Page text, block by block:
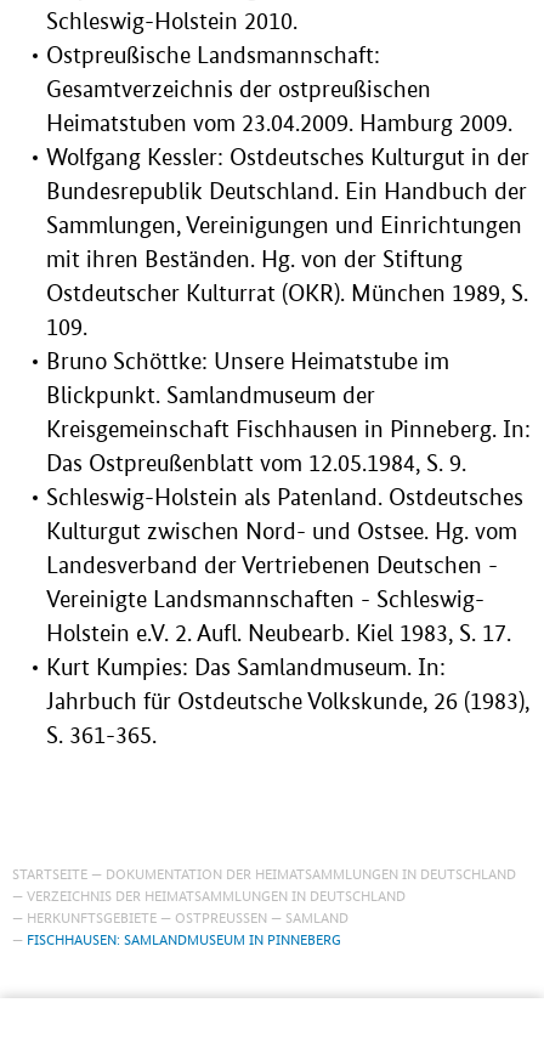
Schleswig-Holstein 2010.
Ostpreußische Landsmannschaft:
Gesamtverzeichnis der ostpreußischen
Heimatstuben vom 23.04.2009. Hamburg 2009.
Wolfgang Kessler: Ostdeutsches Kulturgut in der
Bundesrepublik Deutschland. Ein Handbuch der
Sammlungen, Vereinigungen und Einrichtungen
mit ihren Beständen. Hg. von der Stiftung
Ostdeutscher Kulturrat (OKR). München 1989, S.
109.
Bruno Schöttke: Unsere Heimatstube im
Blickpunkt. Samlandmuseum der
Kreisgemeinschaft Fischhausen in Pinneberg. In:
Das Ostpreußenblatt vom 12.05.1984, S. 9.
Schleswig-Holstein als Patenland. Ostdeutsches
Kulturgut zwischen Nord- und Ostsee. Hg. vom
Landesverband der Vertriebenen Deutschen -
Vereinigte Landsmannschaften - Schleswig-
Holstein e.V. 2. Aufl. Neubearb. Kiel 1983, S. 17.
Kurt Kumpies: Das Samlandmuseum. In:
Jahrbuch für Ostdeutsche Volkskunde, 26 (1983),
S. 361-365.
STARTSEITE
DOKUMENTATION DER HEIMATSAMMLUNGEN IN DEUTSCHLAND
VERZEICHNIS DER HEIMATSAMMLUNGEN IN DEUTSCHLAND
HERKUNFTSGEBIETE
OSTPREUSSEN
SAMLAND
FISCHHAUSEN: SAMLANDMUSEUM IN PINNEBERG